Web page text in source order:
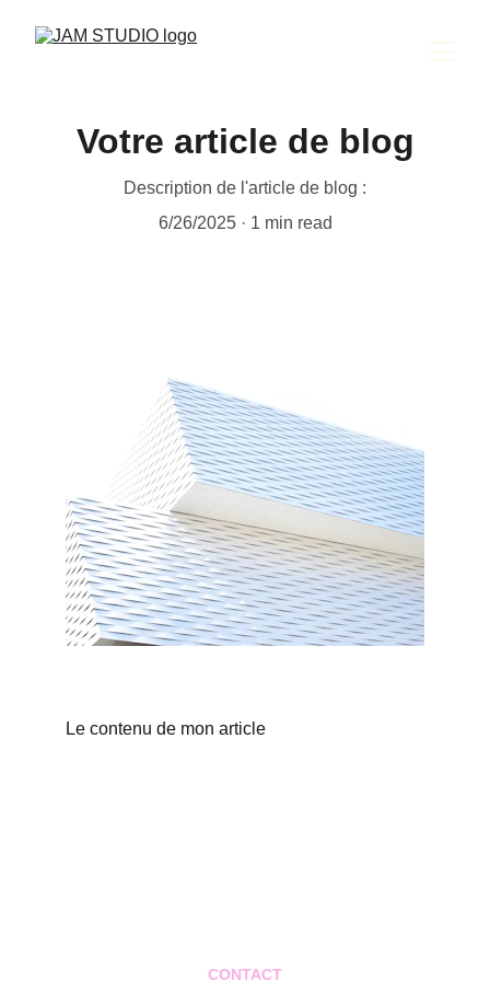
Votre article de blog
Description de l'article de blog :
6/26/2025
1 min read
Le contenu de mon article
CONTACT